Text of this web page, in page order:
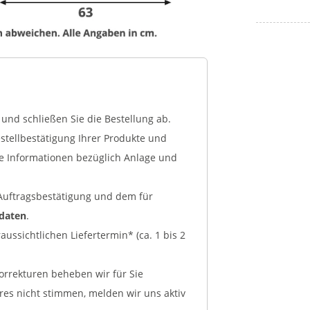
schließen Sie die Bestellung ab.
Ihrer Produkte und
Informationen bezüglich Anlage und
und dem für
.
Liefertermin* (ca. 1 bis 2
beheben wir für Sie
nicht stimmen, melden wir uns aktiv